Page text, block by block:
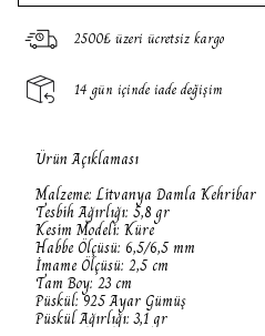
2500₺ üzeri ücretsiz kargo
14 gün içinde iade değişim
Ürün Açıklaması
Malzeme: Litvanya Damla Kehribar
Tesbih Ağırlığı: 5,8 gr
Kesim Modeli: Küre
Habbe Ölçüsü: 6,5/6,5 mm
İmame Ölçüsü: 2,5 cm
Tam Boy: 23 cm
Püskül: 925Ayar Gümüş
Püskül Ağırlığı: 3,1 gr